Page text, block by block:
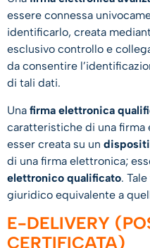
essere connessa
identificarlo, creata
esclusivo controllo e
da consentire
di tali dati.
Una firma elettronica
caratteristiche di una firma
esser creata su un
di una firma elettronica;
elettronico qualificato.
giuridico equivalente a
E-DELIVERY
CERTIFICATA)